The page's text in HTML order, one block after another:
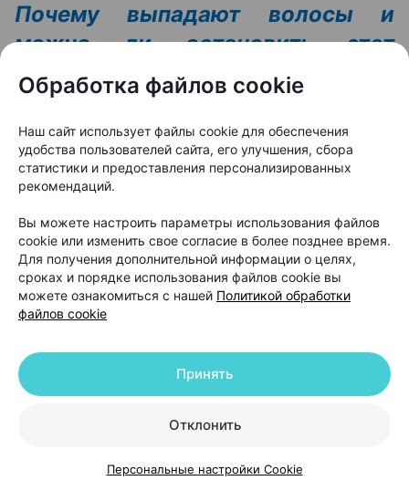
Почему выпадают волосы и
можно ли остановить этот
процесс
волос, первый вопрос обычно звучит одинаково:
можно ли это остановить? Ответ зависит от
причины проблемы.
У женщин выпадение волос чаще
связано с гормональными
изменениями, дефицитными
беременностью, заболеваниями
щитовидной железы или
заболеваний. У мужчин на первом
Обработка файлов cookie
Наш сайт использует файлы cookie для обеспечения
удобства пользователей сайта, его улучшения, сбора
статистики и предоставления персонализированных
рекомендаций.
Вы можете настроить параметры использования файлов
cookie или изменить свое согласие в более позднее время.
Для получения дополнительной информации о целях,
сроках и порядке использования файлов cookie вы
можете ознакомиться с нашей Политикой обработки
файлов cookie
Отклонить
Принять
Персональные настройки Cookie